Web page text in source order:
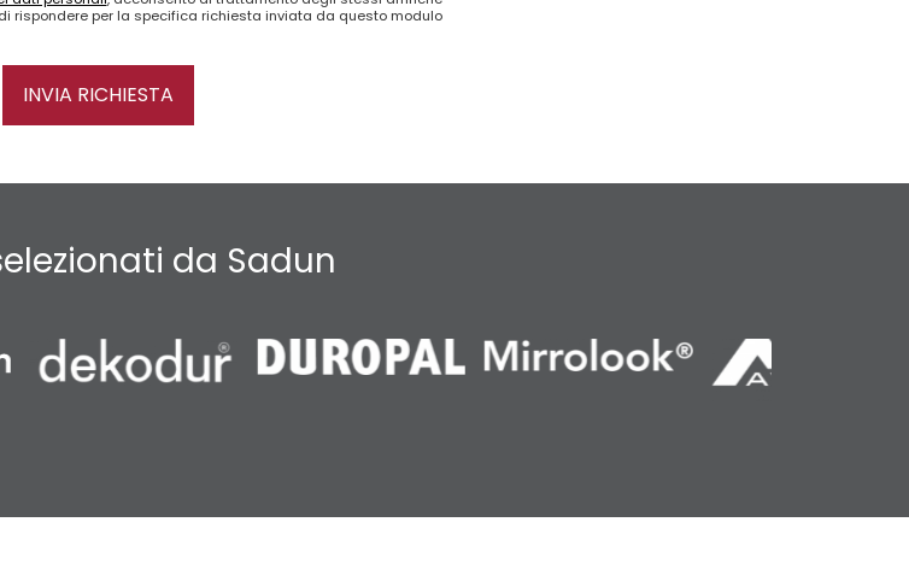
rispondere per la specifica richiesta inviata da questo modulo
INVIA RICHIESTA
da Sadun